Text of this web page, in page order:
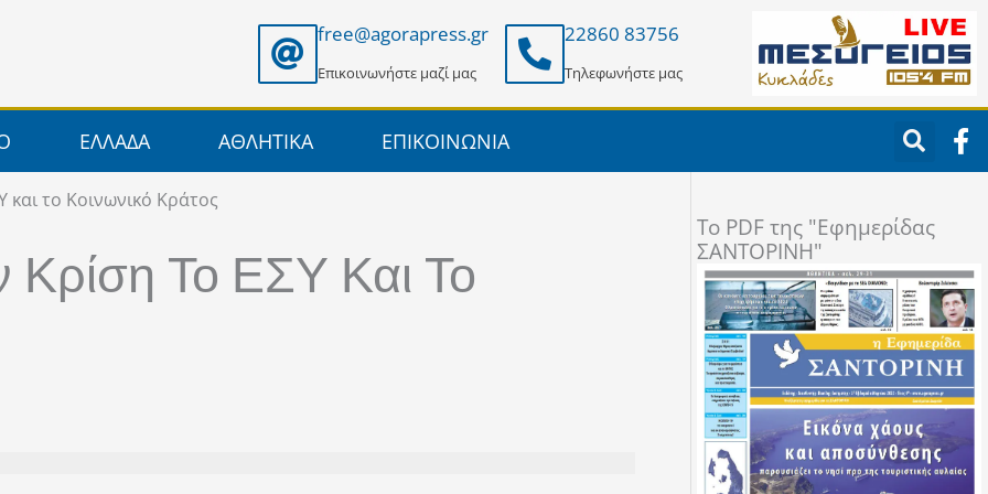
free@agorapress.gr
Επικοινωνήστε μαζί μας
22860 83756
Τηλεφωνήστε μας
ΕΛΛΑΔΑ ΑΘΛΗΤΙΚΑ ΕΠΙΚΟΙΝΩΝΙΑ F
a
c
o
k
-
f
το Κοινωνικό Κράτος
Το ΕΣΥ Και Το
To PDF της "Εφημερίδας
ΣΑΝΤΟΡΙΝΗ"